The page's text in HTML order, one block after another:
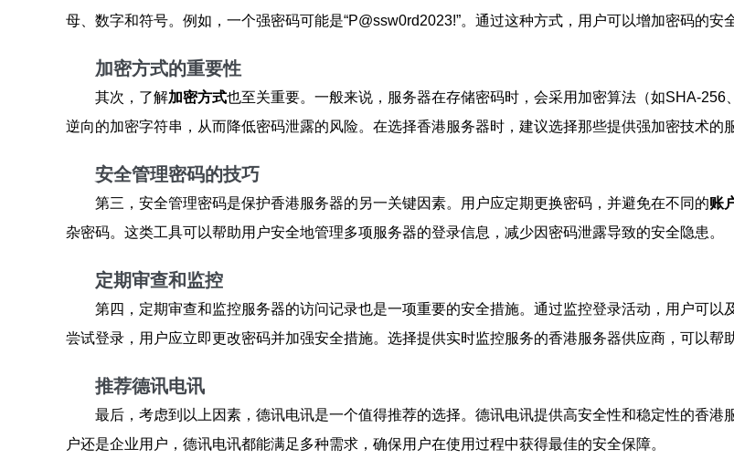
母、数字和符号。例如，一个强密码可能是“P@ssw0rd2023!”。通过这种方式，用户可以增加密码的安
加密方式的重要性
其次，了解加密方式也至关重要。一般来说，服务器在存储密码时，会采用加密算法（如SHA-
逆向的加密字符串，从而降低密码泄露的风险。在选择香港服务器时，建议选择那些提供强加密技术的
安全管理密码的技巧
第三，安全管理密码是保护香港服务器的另一关键因素。用户应定期更换密码，并避免在不同的账
杂密码。这类工具可以帮助用户安全地管理多项服务器的登录信息，减少因密码泄露导致的安全隐患。
定期审查和监控
第四，定期审查和监控服务器的访问记录也是一项重要的安全措施。通过监控登录活动，用户可
尝试登录，用户应立即更改密码并加强安全措施。选择提供实时监控服务的香港服务器供应商，可以帮
推荐德讯电讯
最后，考虑到以上因素，德讯电讯是一个值得推荐的选择。德讯电讯提供高安全性和稳定性的香
户还是企业用户，德讯电讯都能满足多种需求，确保用户在使用过程中获得最佳的安全保障。